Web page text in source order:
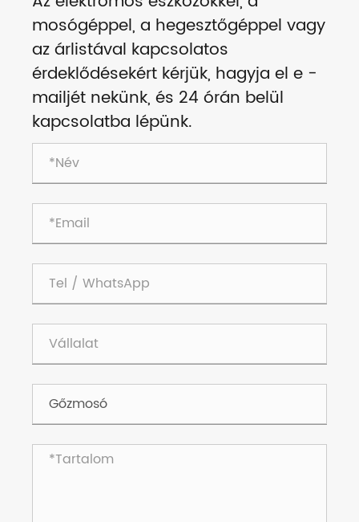
mosógéppel, a hegesztőgéppel vagy
az árlistával kapcsolatos
érdeklődésekért kérjük, hagyja el e -
mailjét nekünk, és 24 órán belül
kapcsolatba lépünk.